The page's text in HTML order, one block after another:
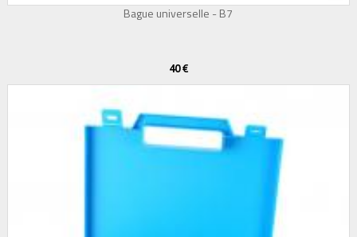
Bague universelle - B7
40 €